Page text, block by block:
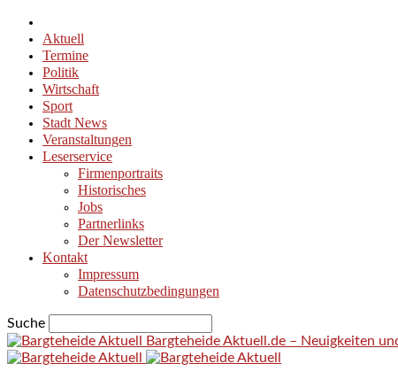
Aktuell
Termine
Politik
Wirtschaft
Sport
Stadt News
Veranstaltungen
Leserservice
Firmenportraits
Historisches
Jobs
Partnerlinks
Der Newsletter
Kontakt
Impressum
Datenschutzbedingungen
Suche
Bargteheide Aktuell.de – Neuigkeiten